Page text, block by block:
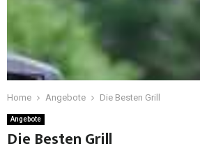
Home Angebote Die Besten Grill
Angebote
Die Besten Grill